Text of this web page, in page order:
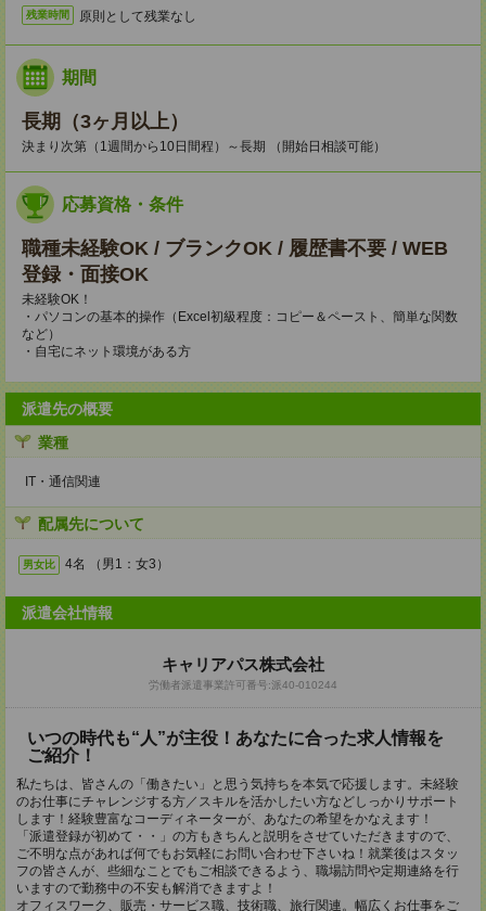
残業時間 原則として残業なし
期間
長期（3ヶ月以上）
決まり次第（1週間から10日間程）～長期 （開始日相談可能）
応募資格・条件
職種未経験OK / ブランクOK / 履歴書不要 / WEB
登録・面接OK
未経験OK！
・パソコンの基本的操作（Excel初級程度：コピー＆ペースト、簡単な関数
など）
・自宅にネット環境がある方
派遣先の概要
業種
IT・通信関連
配属先について
男女比 4名 （男1：女3）
派遣会社情報
キャリアパス株式会社
労働者派遣事業許可番号:派40-010244
いつの時代も“人”が主役！あなたに合った求人情報を
ご紹介！
私たちは、皆さんの「働きたい」と思う気持ちを本気で応援します。未経験
のお仕事にチャレンジする方／スキルを活かしたい方などしっかりサポート
します！経験豊富なコーディネーターが、あなたの希望をかなえます！
「派遣登録が初めて・・」の方もきちんと説明をさせていただきますので、
ご不明な点があれば何でもお気軽にお問い合わせ下さいね！就業後はスタッ
フの皆さんが、些細なことでもご相談できるよう、職場訪問や定期連絡を行
いますので勤務中の不安も解消できますよ！
オフィスワーク、販売・サービス職、技術職、旅行関連。幅広くお仕事をご